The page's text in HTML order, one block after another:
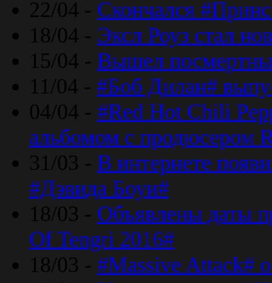
22/04 - Скончался
18/04 - Эксл Роуз стал
15/04 - Вышел
11/04 - #Боб Дилан#
04/04 - #Red Hot Chili
альбомом с продюсером
31/03 - В интернете
#Дэвида Боуи#
18/03 - Объявлены даты
Of Tengri 2016#
18/03 - #Massive Attack#